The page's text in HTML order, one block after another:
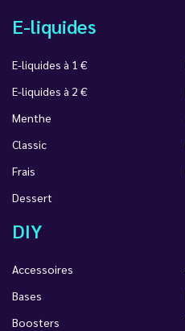
E-liquides
E-liquides à 1 €
E-liquides à 2 €
Menthe
Classic
Frais
Dessert
DIY
Accessoires
Bases
Boosters